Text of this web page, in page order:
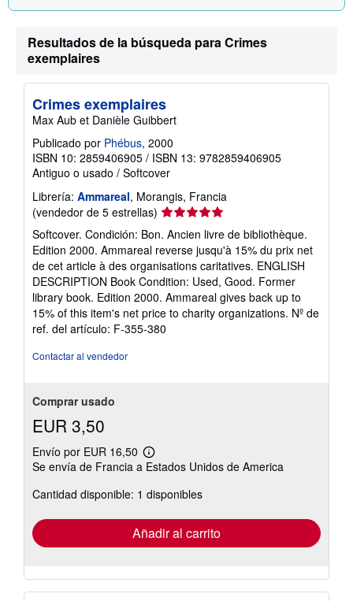
Resultados de la búsqueda para Crimes
exemplaires
Crimes exemplaires
Max Aub et Danièle Guibbert
Publicado por Phébus, 2000
ISBN 10: 2859406905 / ISBN 13: 9782859406905
Antiguo o usado / Softcover
Librería: Ammareal, Morangis, Francia
(vendedor de 5 estrellas) Calificación
del
vendedor:
5
de
5
estrellas
Softcover. Condición: Bon. Ancien livre de bibliothèque.
Edition 2000. Ammareal reverse jusqu'à 15% du prix net
de cet article à des organisations caritatives. ENGLISH
DESCRIPTION Book Condition: Used, Good. Former
library book. Edition 2000. Ammareal gives back up to
15% of this item's net price to charity organizations. Nº de
ref. del artículo: F-355-380
Contactar al vendedor
Comprar usado
EUR 3,50
Envío por EUR 16,50
Más
información
las
tarifas
envío
Se envía de Francia a Estados Unidos de America
Cantidad disponible: 1 disponibles
Añadir al carrito